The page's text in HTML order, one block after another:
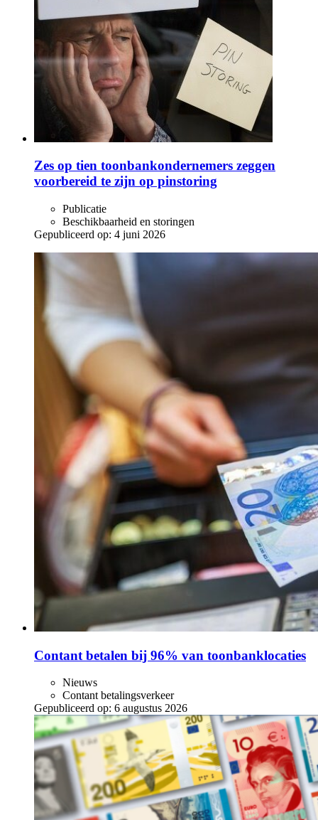
Zes op tien toonbankondernemers zeggen
voorbereid te zijn op pinstoring
Publicatie
Beschikbaarheid en storingen
Gepubliceerd op: 4 juni 2026
Contant betalen bij 96% van toonbanklocaties
Nieuws
Contant betalingsverkeer
Gepubliceerd op: 6 augustus 2026